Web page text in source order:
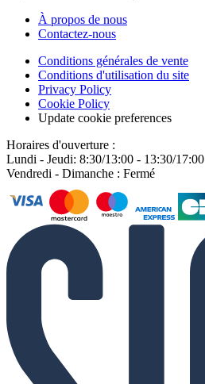
À propos de nous
Contactez-nous
Conditions générales de vente
Conditions d'utilisation du site
Privacy Policy
Cookie Policy
Update cookie preferences
Horaires d'ouverture :
Lundi - Jeudi: 8:30/13:00 - 13:30/17:00
Vendredi - Dimanche : Fermé